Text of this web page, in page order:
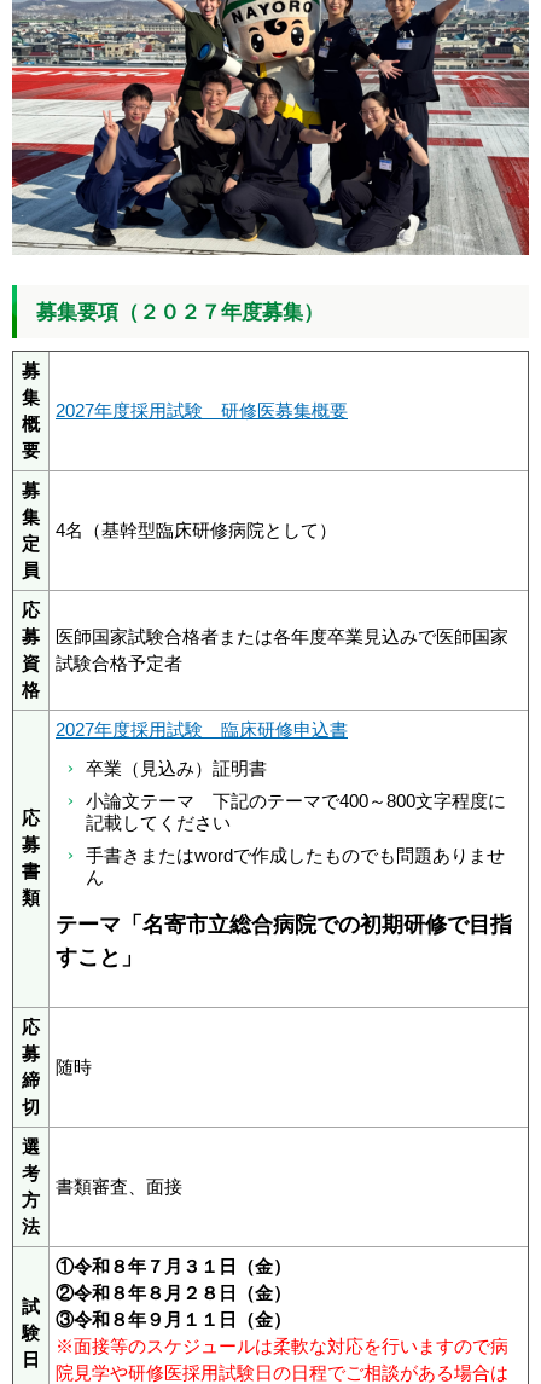
募集要項（２０２７年度募集）
募
集
概
要
2027年度採用試験 研修医募集概要
募
集
定
員
4名（基幹型臨床研修病院として）
応
募
資
格
医師国家試験合格者または各年度卒業見込みで医師国家
試験合格予定者
応
募
書
類
2027年度採用試験 臨床研修申込書
卒業（見込み）証明書
小論文テーマ 下記のテーマで400～800文字程度に
記載してください
手書きまたはwordで作成したものでも問題ありませ
ん
テーマ「名寄市立総合病院での初期研修で目指
すこと」
応
募
締
切
随時
選
考
方
法
書類審査、面接
試
験
日
①令和８年７月３１日（金）
②令和８年８月２８日（金）
③令和８年９月１１日（金）
※面接等のスケジュールは柔軟な対応を行いますので病
院見学や研修医採用試験日の日程でご相談がある場合は